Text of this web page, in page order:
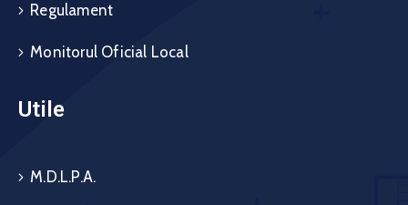
Regulament
Monitorul Oficial Local
Utile
M.D.L.P.A.